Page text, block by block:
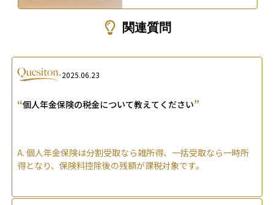
関連質問
2025.06.23
“個人年金保険の税金について教えてください”
A. 個人年金保険は分割受取なら雑所得、一括受取なら一時所
得となり、保険料控除後の残額が課税対象です。